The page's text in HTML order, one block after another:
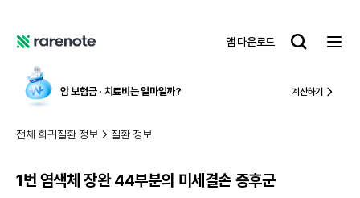
노
앱 다운로드
레
트
암 보험금 ∙ 치료비 는 얼마일까? 계산하기
전체 희귀질환 정보 질환 정보
1번 염색체 장완 44부분의 미세결손 증후군